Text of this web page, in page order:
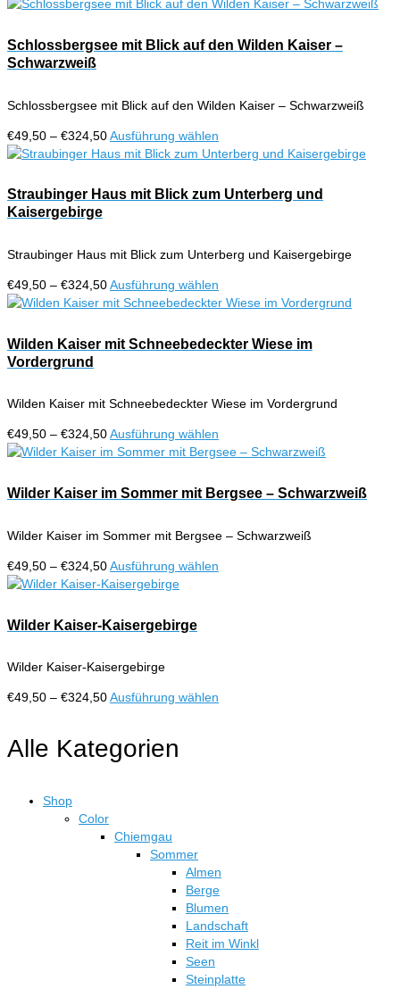
auf
Produktseite
€324,50
mehrere
Varianten
Optionen
auf
der
gewählt
Schlossbergsee mit Blick auf den Wilden Kaiser –
Schwarzweiß
Schlossbergsee mit Blick auf den Wilden Kaiser – Schwarzweiß
€49,50 – €324,50Preisspanne:
€49,50
€324,50
Ausführung wählen
Produkt
mehrere
Varianten
Optionen
auf
der
gewählt
Straubinger Haus mit Blick zum Unterberg und
Kaisergebirge
Straubinger Haus mit Blick zum Unterberg und Kaisergebirge
€49,50 – €324,50Preisspanne:
€49,50
€324,50
Ausführung wählen
Produkt
mehrere
Varianten
Optionen
auf
der
gewählt
Wilden Kaiser mit Schneebedeckter Wiese im
Vordergrund
Wilden Kaiser mit Schneebedeckter Wiese im Vordergrund
€49,50 – €324,50Preisspanne:
€49,50
€324,50
Ausführung wählen
Produkt
mehrere
Varianten
Die
können
Wilder Kaiser im Sommer mit Bergsee – Schwarzweiß
Wilder Kaiser im Sommer mit Bergsee – Schwarzweiß
€49,50 – €324,50Preisspanne:
€49,50
€324,50
Ausführung wählen
können
Wilder Kaiser-Kaisergebirge
Wilder Kaiser-Kaisergebirge
€49,50 – €324,50Preisspanne:
€324,50
Ausführung wählen
der
Produktseite
gewählt
werden
Alle Kategorien
Shop
Color
Chiemgau
Sommer
Almen
Berge
Blumen
Landschaft
Reit im Winkl
Seen
Steinplatte